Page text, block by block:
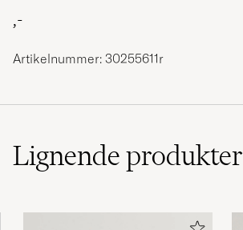
,-
Artikelnummer: 30255611r
Lignendeprodukter